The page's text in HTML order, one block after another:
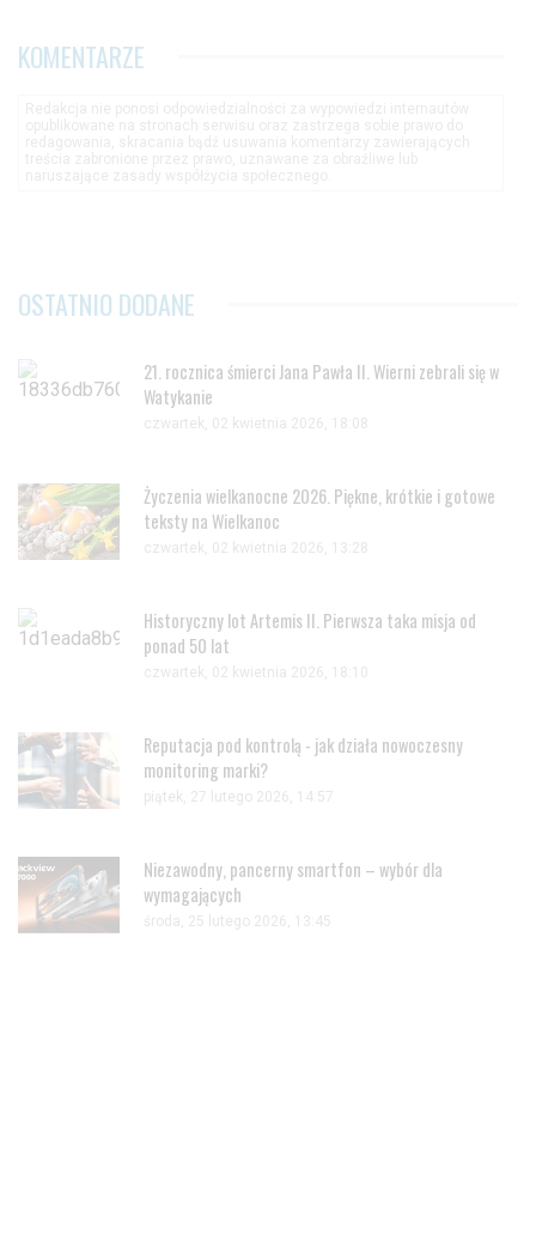
KOMENTARZE
OSTATNIO DODANE
21. rocznica śmierci Jana Pawła II. Wierni zebrali się w
Watykanie
czwartek, 02 kwietnia 2026, 18:08
Życzenia wielkanocne 2026. Piękne, krótkie i gotowe
teksty na Wielkanoc
czwartek, 02 kwietnia 2026, 13:28
Historyczny lot Artemis II. Pierwsza taka misja od
ponad 50 lat
czwartek, 02 kwietnia 2026, 18:10
Reputacja pod kontrolą - jak działa nowoczesny
monitoring marki?
piątek, 27 lutego 2026, 14:57
Niezawodny, pancerny smartfon – wybór dla
wymagających
środa, 25 lutego 2026, 13:45